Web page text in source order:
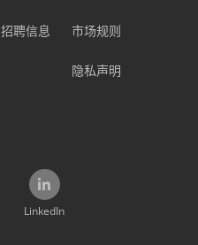
招聘信息 市场规则
隐私声明
LinkedIn